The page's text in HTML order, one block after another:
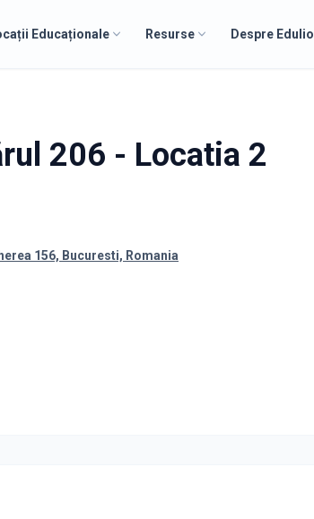
Educaționale Resurse Despre Edulio
206 - Locatia 2
156, Bucuresti, Romania